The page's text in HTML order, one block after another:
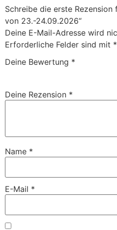
Schreibe die erste Rezension
von 23.-24.09.2026“
Deine E-Mail-Adresse wird
Erforderliche Felder sind mit *
Deine Bewertung *
Deine Rezension *
Name *
E-Mail *